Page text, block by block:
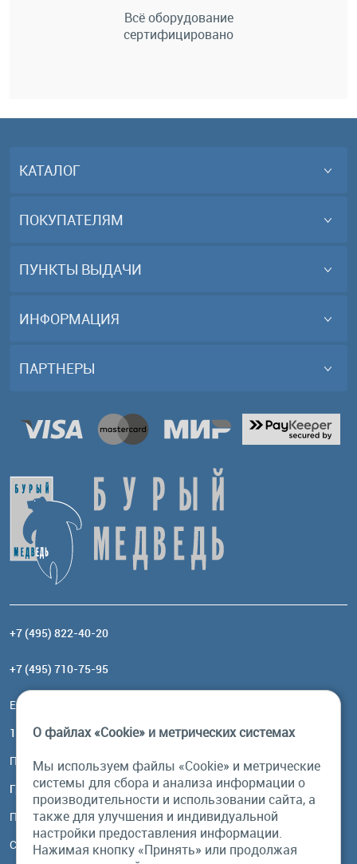
Всё оборудование
сертифицировано
КАТАЛОГ
ПОКУПАТЕЛЯМ
ПУНКТЫ ВЫДАЧИ
ИНФОРМАЦИЯ
ПАРТНЕРЫ
+7 (495) 822-40-20
+7 (495) 710-75-95
Email:
117485, Москва, ул. Профсоюзная, 84/32, корп 1
Посмотреть на карте
График работы
Пн-Пт: с 10:00 до 18:00
Сб, Вс: выходной
О файлах «Cookie» и метрических системах
Мы используем файлы «Cookie» и метрические
системы для сбора и анализа информации о
производительности и использовании сайта, а
также для улучшения и индивидуальной
настройки предоставления информации.
Нажимая кнопку «Принять» или продолжая